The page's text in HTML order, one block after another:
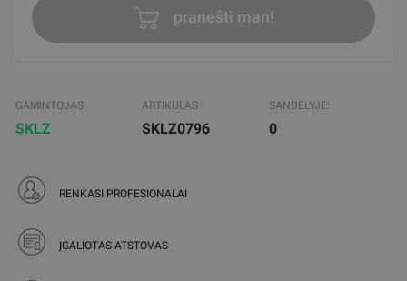
pranešti man!
GAMINTOJAS
SKLZ
ARTIKULAS
SKLZ0796
SANDĖLYJE:
0
RENKASI PROFESIONALAI
ĮGALIOTAS ATSTOVAS